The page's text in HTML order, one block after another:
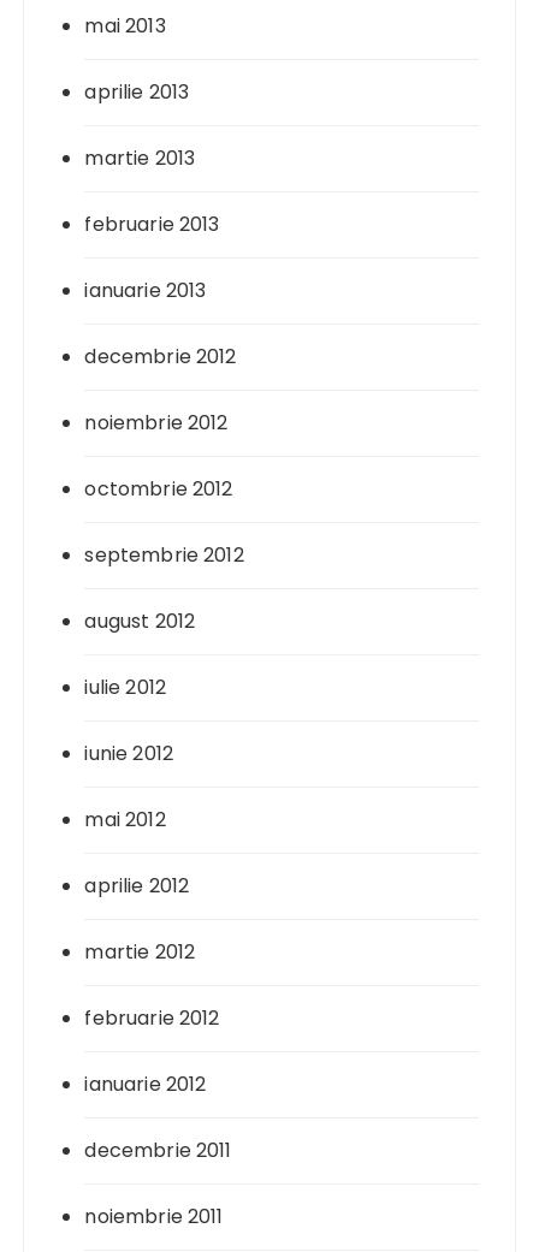
mai 2013
aprilie 2013
martie 2013
februarie 2013
ianuarie 2013
decembrie 2012
noiembrie 2012
octombrie 2012
septembrie 2012
august 2012
iulie 2012
iunie 2012
mai 2012
aprilie 2012
martie 2012
februarie 2012
ianuarie 2012
decembrie 2011
noiembrie 2011